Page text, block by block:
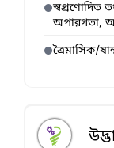
স্বপ্রণোদিত
অপারগতা,
ত্রৈমাসিক/